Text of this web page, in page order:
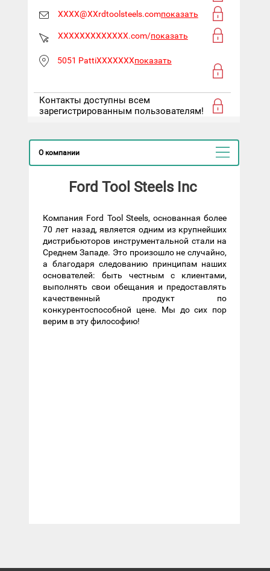
XXXX@XXrdtoolsteels.comпоказать
XXXXXXXXXXXXX.com/показать
5051 PattiXXXXXXXпоказать
Контакты доступны всем
зарегистрированным пользователям!
О компании
Ford Tool Steels Inc
Компания Ford Tool Steels, основанная более
70 лет назад, является одним из крупнейших
дистрибьюторов инструментальной стали на
Среднем Западе. Это произошло не случайно,
а благодаря следованию принципам наших
основателей: быть честным с клиентами,
выполнять свои обещания и предоставлять
качественный продукт по
конкурентоспособной цене. Мы до сих пор
верим в эту философию!